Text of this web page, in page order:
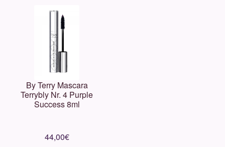
By Terry Mascara
Terrybly Nr. 4 Purple
Success 8ml
44,00€